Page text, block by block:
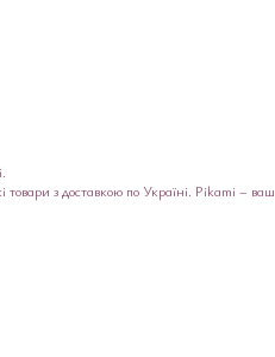
товари з доставкою по Україні. Pikami – ваш